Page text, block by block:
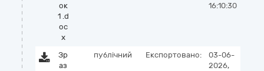
ок
1 .d
oc
x
16:10:30
Зр
аз
публічний Експортовано:
03-06-
2026,